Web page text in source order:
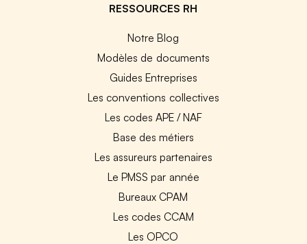
RESSOURCES RH
Notre Blog
Modèles de documents
Guides Entreprises
Les conventions collectives
Les codes APE / NAF
Base des métiers
Les assureurs partenaires
Le PMSS par année
Bureaux CPAM
Les codes CCAM
Les OPCO